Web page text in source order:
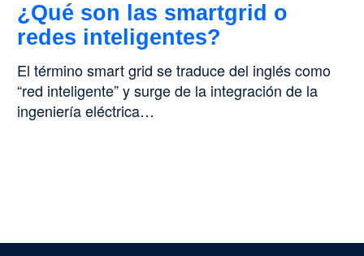
¿Qué son las smartgrid o
redes inteligentes?
El término smart grid se traduce del inglés como
“red inteligente” y surge de la integración de la
ingeniería eléctrica…